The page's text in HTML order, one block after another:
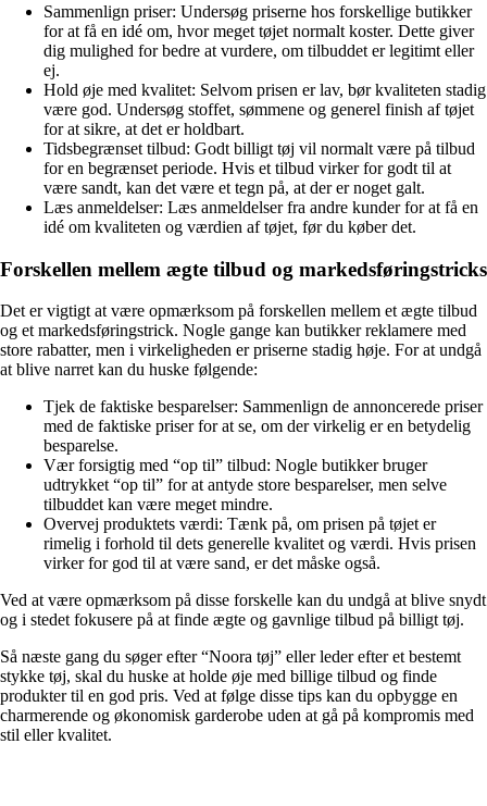
Sammenlign priser: Undersøg priserne hos forskellige butikker
for at få en idé om, hvor meget tøjet normalt koster. Dette giver
dig mulighed for bedre at vurdere, om tilbuddet er legitimt eller
ej.
Hold øje med kvalitet: Selvom prisen er lav, bør kvaliteten stadig
være god. Undersøg stoffet, sømmene og generel finish af tøjet
for at sikre, at det er holdbart.
Tidsbegrænset tilbud: Godt billigt tøj vil normalt være på tilbud
for en begrænset periode. Hvis et tilbud virker for godt til at
være sandt, kan det være et tegn på, at der er noget galt.
Læs anmeldelser: Læs anmeldelser fra andre kunder for at få en
idé om kvaliteten og værdien af tøjet, før du køber det.
Forskellen mellem ægte tilbud og markedsføringstricks
Det er vigtigt at være opmærksom på forskellen mellem et ægte tilbud
og et markedsføringstrick. Nogle gange kan butikker reklamere med
store rabatter, men i virkeligheden er priserne stadig høje. For at undgå
at blive narret kan du huske følgende:
Tjek de faktiske besparelser: Sammenlign de annoncerede priser
med de faktiske priser for at se, om der virkelig er en betydelig
besparelse.
Vær forsigtig med “op til” tilbud: Nogle butikker bruger
udtrykket “op til” for at antyde store besparelser, men selve
tilbuddet kan være meget mindre.
Overvej produktets værdi: Tænk på, om prisen på tøjet er
rimelig i forhold til dets generelle kvalitet og værdi. Hvis prisen
virker for god til at være sand, er det måske også.
Ved at være opmærksom på disse forskelle kan du undgå at blive snydt
og i stedet fokusere på at finde ægte og gavnlige tilbud på billigt tøj.
Så næste gang du søger efter “Noora tøj” eller leder efter et bestemt
stykke tøj, skal du huske at holde øje med billige tilbud og finde
produkter til en god pris. Ved at følge disse tips kan du opbygge en
charmerende og økonomisk garderobe uden at gå på kompromis med
stil eller kvalitet.